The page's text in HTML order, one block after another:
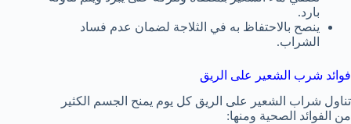
بارد.
ينصح بالاحتفاظ به في الثلاجة لضمان عدم فساد
الشراب.
فوائد شرب الشعير على الريق
تناول شراب الشعير على الريق كل يوم يمنح الجسم الكثير
من الفوائد الصحية ومنها: